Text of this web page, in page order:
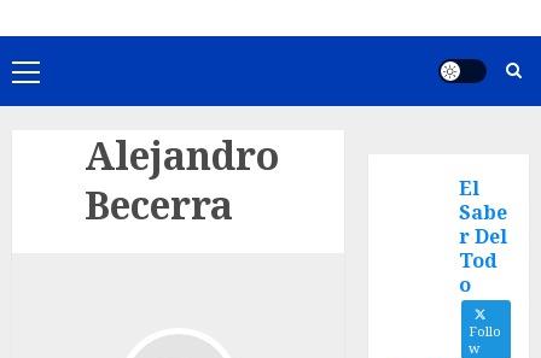
Alejandro
Becerra
El
Sabe
r Del
Tod
o
Follo
w